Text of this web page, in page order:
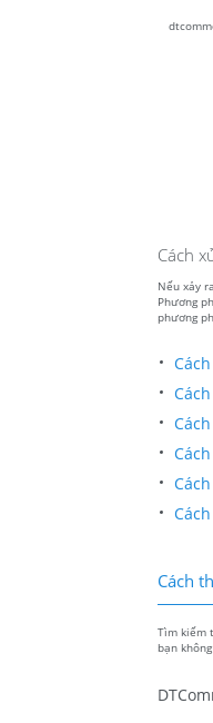
Cách
Nếu xảy
Phương
phương
Cách
Tìm kiếm
bạn